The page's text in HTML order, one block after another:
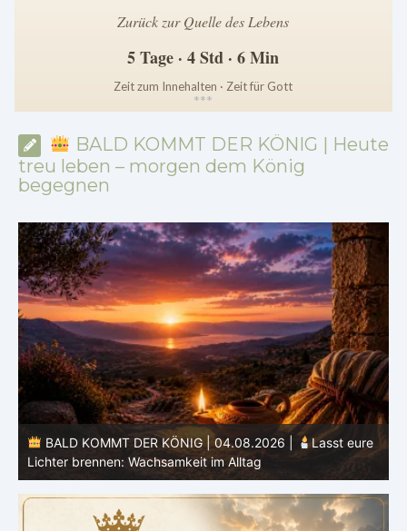
Zurück zur Quelle des Lebens
5 Tage · 4 Std · 6 Min
Zeit zum Innehalten · Zeit für Gott
***
BALD KOMMT DER KÖNIG | Heute
treu leben – morgen dem König
begegnen
DER KÖNIG | 04.08.2026 |
Lasst eure
Wachsamkeit im Alltag
BALD
Herz: